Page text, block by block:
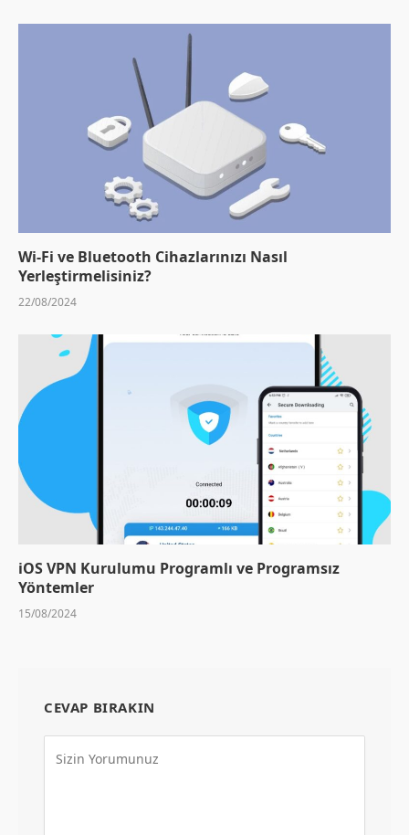
Wi-Fi ve Bluetooth Cihazlarınızı Nasıl
Yerleştirmelisiniz?
22/08/2024
iOS VPN Kurulumu Programlı ve Programsız
Yöntemler
15/08/2024
CEVAP BIRAKIN